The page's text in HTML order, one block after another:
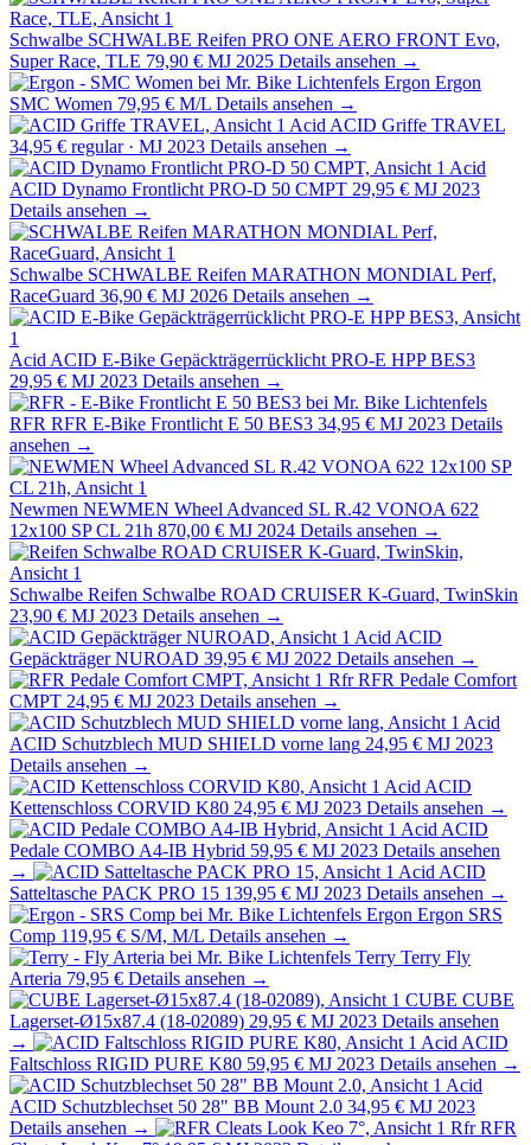
Schwalbe SCHWALBE Reifen PRO ONE AERO FRONT Evo,
Super Race, TLE 79,90 € MJ 2025 Details ansehen →
Ergon Ergon
SMC Women 79,95 € M/L Details ansehen →
Acid ACID Griffe TRAVEL
34,95 € regular · MJ 2023 Details ansehen →
Acid
ACID Dynamo Frontlicht PRO-D 50 CMPT 29,95 € MJ 2023
Details ansehen →
Schwalbe SCHWALBE Reifen MARATHON MONDIAL Perf,
RaceGuard 36,90 € MJ 2026 Details ansehen →
Acid ACID E-Bike Gepäckträgerrücklicht PRO-E HPP BES3
29,95 € MJ 2023 Details ansehen →
RFR RFR E-Bike Frontlicht E 50 BES3 34,95 € MJ 2023 Details
ansehen →
Newmen NEWMEN Wheel Advanced SL R.42 VONOA 622
12x100 SP CL 21h 870,00 € MJ 2024 Details ansehen →
Schwalbe Reifen Schwalbe ROAD CRUISER K-Guard, TwinSkin
23,90 € MJ 2023 Details ansehen →
Acid ACID
Gepäckträger NUROAD 39,95 € MJ 2022 Details ansehen →
Rfr RFR Pedale Comfort
CMPT 24,95 € MJ 2023 Details ansehen →
Acid
ACID Schutzblech MUD SHIELD vorne lang 24,95 € MJ 2023
Details ansehen →
Acid ACID
Kettenschloss CORVID K80 24,95 € MJ 2023 Details ansehen →
Acid ACID
Pedale COMBO A4-IB Hybrid 59,95 € MJ 2023 Details ansehen
→
Acid ACID
Satteltasche PACK PRO 15 139,95 € MJ 2023 Details ansehen →
Ergon Ergon SRS
Comp 119,95 € S/M, M/L Details ansehen →
Terry Terry Fly
Arteria 79,95 € Details ansehen →
CUBE CUBE
Lagerset-Ø15x87.4 (18-02089) 29,95 € MJ 2023 Details ansehen
→
Acid ACID
Faltschloss RIGID PURE K80 59,95 € MJ 2023 Details ansehen →
Acid
ACID Schutzblechset 50 28" BB Mount 2.0 34,95 € MJ 2023
Details ansehen →
Rfr RFR